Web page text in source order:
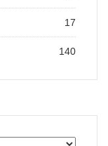
17
140